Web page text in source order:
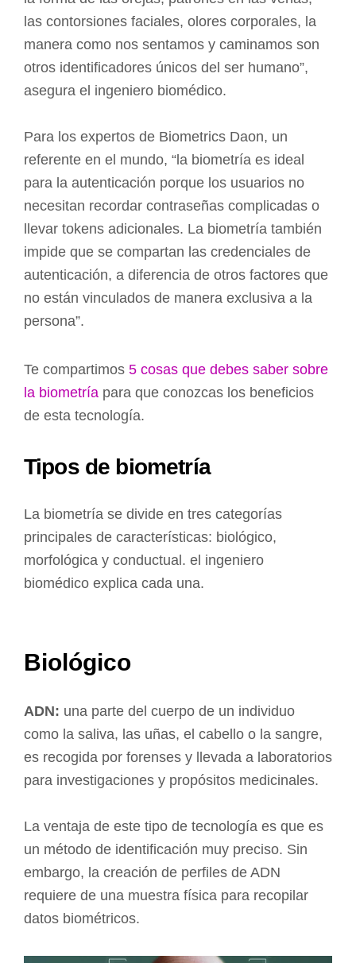
las contorsiones faciales, olores corporales, la
manera como nos sentamos y caminamos son
otros identificadores únicos del ser humano”,
asegura el ingeniero biomédico.
Para los expertos de Biometrics Daon, un
referente en el mundo, “la biometría es ideal
para la autenticación porque los usuarios no
necesitan recordar contraseñas complicadas o
llevar tokens adicionales. La biometría también
impide que se compartan las credenciales de
autenticación, a diferencia de otros factores que
no están vinculados de manera exclusiva a la
persona”.
Te compartimos 5 cosas que debes saber sobre
la biometría para que conozcas los beneficios
de esta tecnología.
Tipos de biometría
La biometría se divide en tres categorías
principales de características: biológico,
morfológica y conductual. el ingeniero
biomédico explica cada una.
Biológico
ADN: una parte del cuerpo de un individuo
como la saliva, las uñas, el cabello o la sangre,
es recogida por forenses y llevada a laboratorios
para investigaciones y propósitos medicinales.
La ventaja de este tipo de tecnología es que es
un método de identificación muy preciso. Sin
embargo, la creación de perfiles de ADN
requiere de una muestra física para recopilar
datos biométricos.